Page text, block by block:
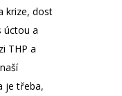
krize, dost
úctou a
THP a
je třeba,